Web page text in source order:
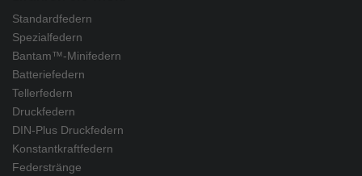
Standardfedern
Spezialfedern
Bantam™-Minifedern
Batteriefedern
Tellerfedern
Druckfedern
DIN-Plus Druckfedern
Konstantkraftfedern
Federstränge